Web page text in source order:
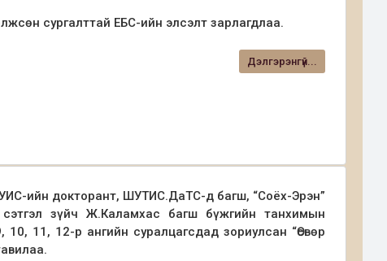
сургалттай ЕБС-ийн элсэлт зарлагдлаа.
Дэлгэрэнгүй...
ийн докторант, ШУТИС.ДаТС-д багш, “Соёх-Эрэн”
зүйч Ж.Каламхас багш бүжгийн танхимын
11, 12-р ангийн суралцагсдад зориулсан “Өсвөр